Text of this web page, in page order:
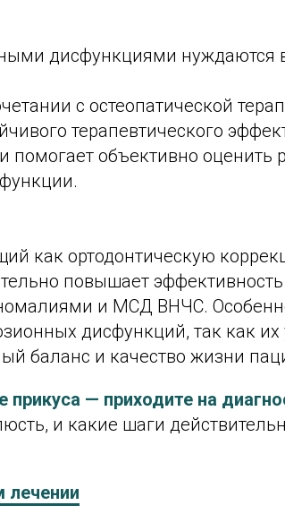
дисфункциями нуждаются
с остеопатической
терапевтического
помогает объективно оценить
как ортодонтическую
повышает
и МСД ВНЧС.
дисфункций, так как их
баланс и качество жизни
прикуса — приходите на
и какие шаги
лечении